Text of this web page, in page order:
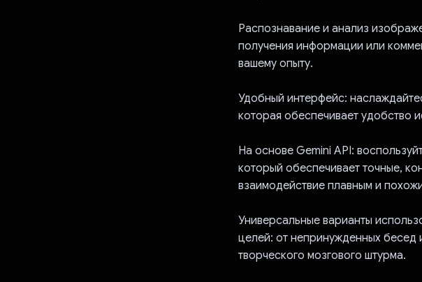
Распознавание и анализ
получения информации или
вашему опыту.
Удобный интерфейс:
которая обеспечивает удобство
На основе Gemini API:
который обеспечивает точные,
взаимодействие плавным и
Универсальные варианты
целей: от непринужденных бесед
творческого мозгового штурма.